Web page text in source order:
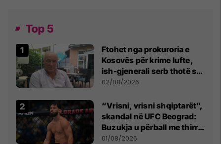
Top 5
Ftohet nga prokuroria e
Kosovës për krime lufte,
ish-gjenerali serb thotë se
dikush e tradhtoi në
02/08/2026
“Vrisni, vrisni shqiptarët”,
skandal në UFC Beograd:
Buzukja u përball me thirrje
anti-shqiptare nga
01/08/2026